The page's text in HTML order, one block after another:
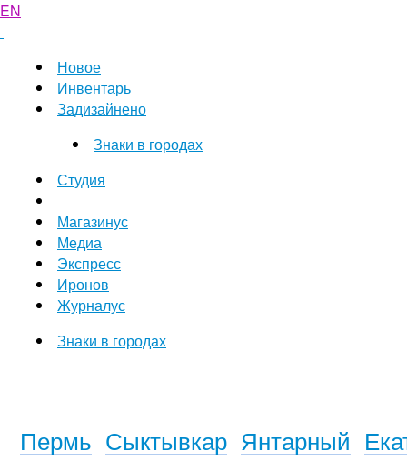
EN
Новое
Инвентарь
Задизайнено
Знаки в городах
Студия
Магазинус
Медиа
Экспресс
Иронов
Журналус
Знаки в городах
Пермь Сыктывкар Янтарный